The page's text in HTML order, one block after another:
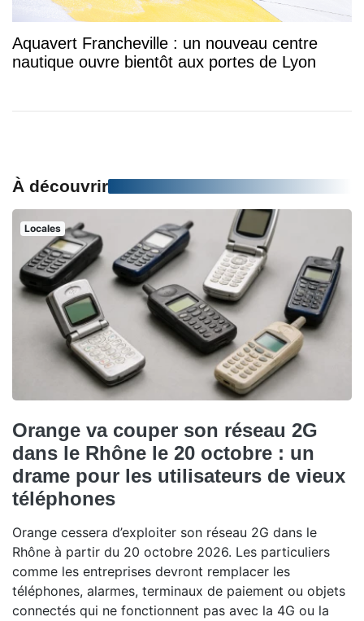
Aquavert Francheville : un nouveau centre
nautique ouvre bientôt aux portes de Lyon
À découvrir
Locales
Orange va couper son réseau 2G
dans le Rhône le 20 octobre : un
drame pour les utilisateurs de vieux
téléphones
Orange cessera d’exploiter son réseau 2G dans le
Rhône à partir du 20 octobre 2026. Les particuliers
comme les entreprises devront remplacer les
téléphones, alarmes, terminaux de paiement ou objets
connectés qui ne fonctionnent pas avec la 4G ou la